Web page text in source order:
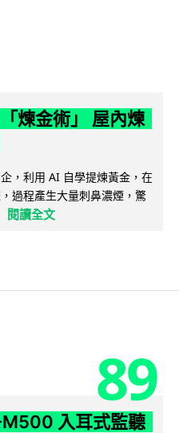
煉金術」 屋內煉
，利用 AI 自學提煉黃金，在
過程產生大量刺鼻濃煙，驚
閱讀全文
89
M500 入耳式監聽